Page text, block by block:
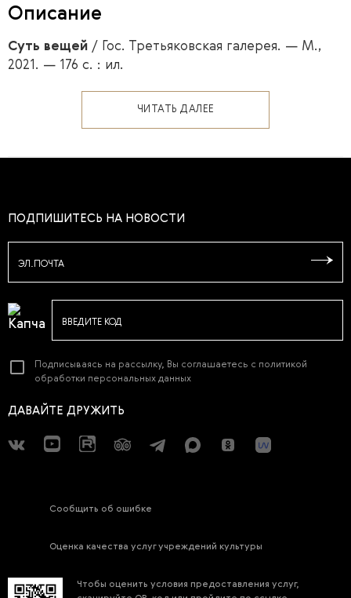
Описание
Суть вещей / Гос. Третьяковская галерея. — М.,
2021. — 176 с. : ил.
ЧИТАТЬ ДАЛЕЕ
ПОДПИШИТЕСЬ НА НОВОСТИ
ЭЛ.ПОЧТА
ВВЕДИТЕ КОД
Подписываясь на рассылку, Вы соглашаетесь с политикой
обработки персональных данных
ДАВАЙТЕ ДРУЖИТЬ
Сообщить об ошибке
Оценка качества услуг учреждений культуры
Чтобы оценить условия предоставления услуг,